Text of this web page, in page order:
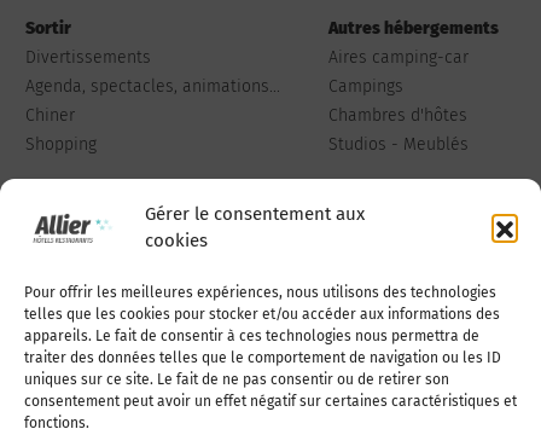
Gérer le consentement aux
cookies
Pour offrir les meilleures expériences, nous utilisons des technologies
telles que les cookies pour stocker et/ou accéder aux informations des
appareils. Le fait de consentir à ces technologies nous permettra de
traiter des données telles que le comportement de navigation ou les ID
uniques sur ce site. Le fait de ne pas consentir ou de retirer son
consentement peut avoir un effet négatif sur certaines caractéristiques et
fonctions.
Sortir
Divertissements
Agenda, spectacles, animations...
Chiner
Shopping
Autres hébergements
Aires camping-car
Campings
Chambres d'hôtes
Studios - Meublés
Qui sommes-nous Publiez votre annonce
Adhérer à l’association Nous contacter